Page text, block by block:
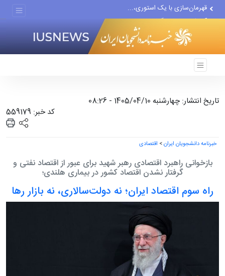
آمریکا در این جنگ بدون...
بازخوانی نقشه‌راه خبرنگاران...
تاریخ انتشار: چهارشنبه 1405/04/10 - 08:26
کد خبر: 559179
خبرنامه دانشجویان ایران> اقتصادی
بازخوانی راهبرد اقتصادی رهبر شهید برای عبور از اقتصاد نفتی و
گرفتار نشدن اقتصاد کشور در بیماری هلندی؛
راه سوم اقتصاد ایران؛ نه دولت‌سالاری، نه بازار رها